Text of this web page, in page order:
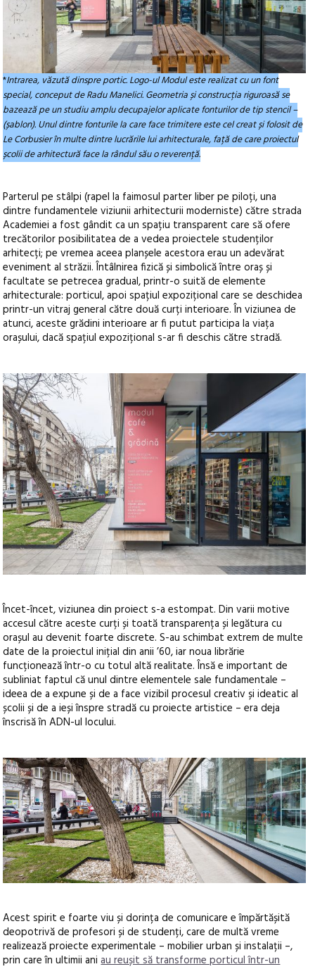
*Intrarea, văzută dinspre portic. Logo-ul Modul este realizat cu un font
special, conceput de Radu Manelici. Geometria și construcția riguroasă se
bazează pe un studiu amplu decupajelor aplicate fonturilor de tip stencil –
(șablon). Unul dintre fonturile la care face trimitere este cel creat și folosit de
Le Corbusier în multe dintre lucrările lui arhitecturale, față de care proiectul
școlii de arhitectură face la rândul său o reverență.
Parterul pe stâlpi (rapel la faimosul parter liber pe piloți, una
dintre fundamentele viziunii arhitecturii moderniste) către strada
Academiei a fost gândit ca un spațiu transparent care să ofere
trecătorilor posibilitatea de a vedea proiectele studenților
arhitecți; pe vremea aceea planșele acestora erau un adevărat
eveniment al străzii. Întâlnirea fizică și simbolică între oraș și
facultate se petrecea gradual, printr-o suită de elemente
arhitecturale: porticul, apoi spațiul expozițional care se deschidea
printr-un vitraj general către două curți interioare. În viziunea de
atunci, aceste grădini interioare ar fi putut participa la viața
orașului, dacă spațiul expozițional s-ar fi deschis către stradă.
Încet-încet, viziunea din proiect s-a estompat. Din varii motive
accesul către aceste curți și toată transparența și legătura cu
orașul au devenit foarte discrete. S-au schimbat extrem de multe
date de la proiectul inițial din anii ’60, iar noua librărie
funcționează într-o cu totul altă realitate. Însă e important de
subliniat faptul că unul dintre elementele sale fundamentale –
ideea de a expune și de a face vizibil procesul creativ și ideatic al
școlii și de a ieși înspre stradă cu proiecte artistice – era deja
înscrisă în ADN-ul locului.
Acest spirit e foarte viu și dorința de comunicare e împărtășită
deopotrivă de profesori și de studenți, care de multă vreme
realizează proiecte experimentale – mobilier urban și instalații –,
prin care în ultimii aniau reușit să transforme porticul într-un